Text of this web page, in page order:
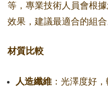
等，專業技術人員會根
效果，建議最適合的組合
材質比較
人造纖維 ：光澤度好